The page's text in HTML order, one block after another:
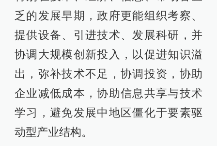
乏的发展早期，政府更能组织考察、
提供设备、引进技术、发展科研，并
协调大规模创新投入，以促进知识溢
出，弥补技术不足，协调投资，协助
企业减低成本，协助信息共享与技术
学习，避免发展中地区僵化于要素驱
动型产业结构。